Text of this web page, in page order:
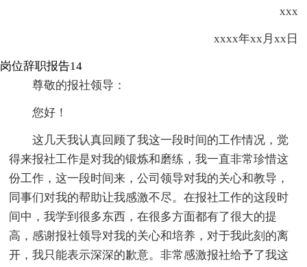
xxx
xxxx年xx月xx日
岗位辞职报告14
尊敬的报社领导：
您好！
这几天我认真回顾了我这一段时间的工作情况，觉
得来报社工作是对我的锻炼和磨练，我一直非常珍惜这
份工作，这一段时间来，公司领导对我的关心和教导，
同事们对我的帮助让我感激不尽。在报社工作的这段时
间中，我学到很多东西，在很多方面都有了很大的提
高，感谢报社领导对我的关心和培养，对于我此刻的离
开，我只能表示深深的歉意。非常感激报社给予了我这